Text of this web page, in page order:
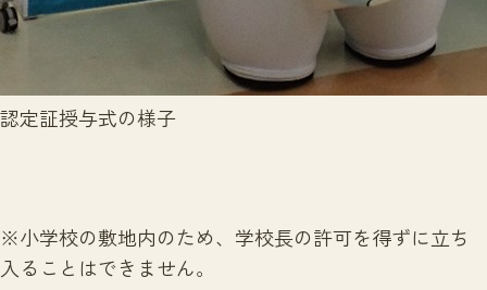
認定証授与式の様子
※小学校の敷地内のため、学校長の許可を得ずに立ち
入ることはできません。